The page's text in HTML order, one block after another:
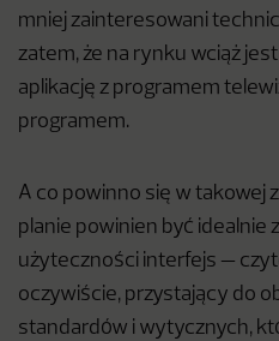
mniej zainteresowani
zatem, że na rynku wciąż
aplikację z programem
programem.
A co powinno się w takowej
planie powinien być
użyteczności interfejs —
oczywiście, przystający do
standardów i wytycznych,